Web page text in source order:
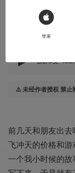
本文系用户投稿，不代表机核网观
收听本文 10:29
⚠️ 未经作者授权 禁止
前几天和朋友出
飞冲天的价格和
一个我小时候的
 Sign in
苹果